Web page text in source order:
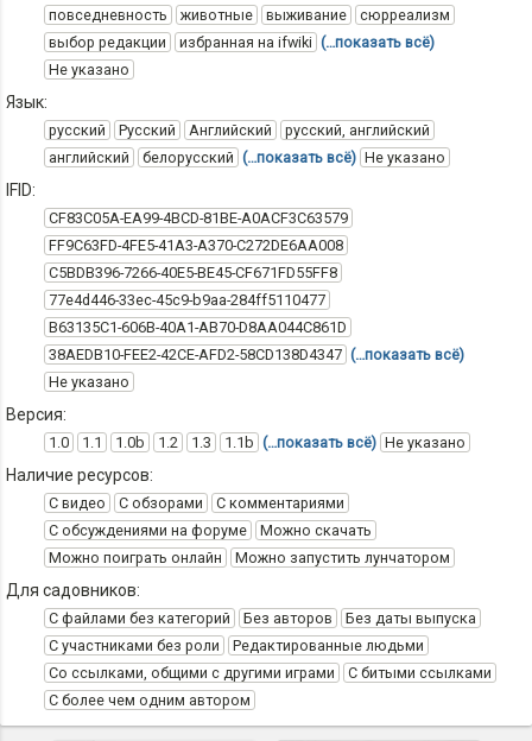
повседневность животные выживание
сюрреализм
выбор редакции
избранная на ifwiki (…показать всё)
Не указано
Язык:
русский Русский Английский
русский, английский
английский
белорусский (…показать всё) Не указано
IFID:
CF83C05A-EA99-4BCD-81BE-A0ACF3C63579
FF9C63FD-4FE5-41A3-A370-C272DE6AA008
C5BDB396-7266-40E5-BE45-CF671FD55FF8
77e4d446-33ec-45c9-b9aa-284ff5110477
B63135C1-606B-40A1-AB70-D8AA044C861D
38AEDB10-FEE2-42CE-AFD2-58CD138D4347 (…показать всё)
Не указано
Версия:
1.0 1.1 1.0b 1.2 1.3 1.1b (…показать всё) Не указано
Наличие ресурсов:
С видео С обзорами
С комментариями
С обсуждениями на форуме
Можно скачать
Можно поиграть онлайн
Можно запустить лунчатором
Для садовников:
С файлами без категорий Без авторов
Без даты выпуска
С участниками без роли
Редактированные людьми
Со ссылками, общими с другими играми
С битыми ссылками
С более чем одним автором